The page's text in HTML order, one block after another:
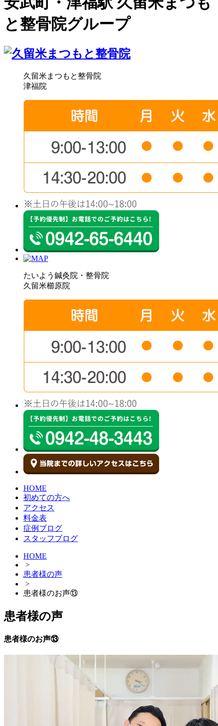
と整骨院グループ
久留米まつもと整骨院
津福院
たいよう鍼灸院・整骨院
久留米櫛原院
HOME
初めての方へ
アクセス
料金表
症例ブログ
スタッフブログ
HOME
>
患者様の声
>
患者様のお声⑬
患者様の声
患者様のお声⑬